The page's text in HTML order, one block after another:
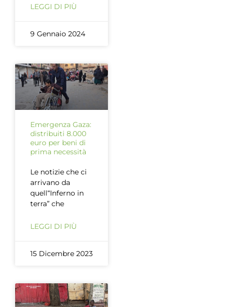
LEGGI DI PIÙ
9 Gennaio 2024
Emergenza Gaza:
distribuiti 8.000
euro per beni di
prima necessità
Le notizie che ci
arrivano da
quell“Inferno in
terra” che
LEGGI DI PIÙ
15 Dicembre 2023